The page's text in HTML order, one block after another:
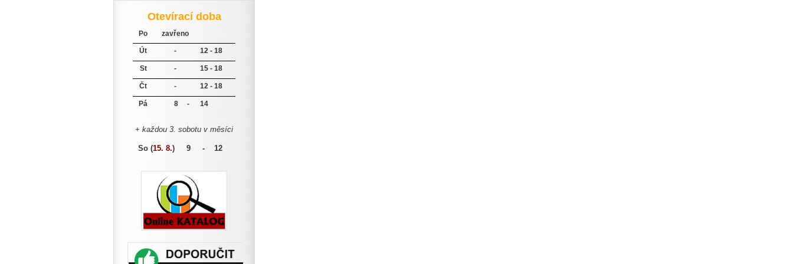
Otevírací doba
Po zavřeno
Út - 12 - 18
St - 15 - 18
Čt - 12 - 18
Pá 8 - 14
+ každou 3. sobotu v měsíci
So (15. 8.) 9 - 12